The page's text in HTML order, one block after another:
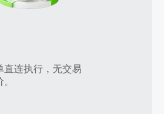
直连执行，无交易